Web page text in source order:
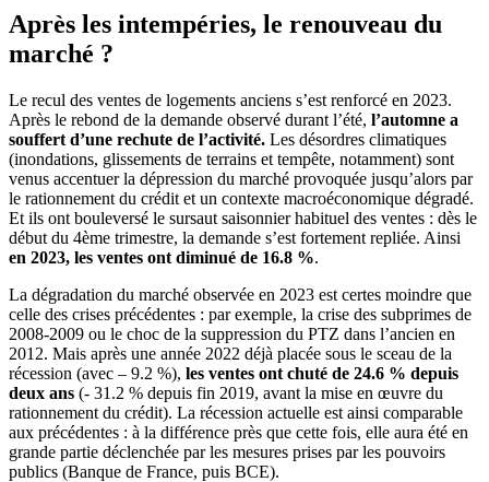
Après les intempéries, le renouveau du
marché ?
Le recul des ventes de logements anciens s’est renforcé en 2023.
Après le rebond de la demande observé durant l’été, l’automne a
souffert d’une rechute de l’activité. Les désordres climatiques
(inondations, glissements de terrains et tempête, notamment) sont
venus accentuer la dépression du marché provoquée jusqu’alors par
le rationnement du crédit et un contexte macroéconomique dégradé.
Et ils ont bouleversé le sursaut saisonnier habituel des ventes : dès le
début du 4ème trimestre, la demande s’est fortement repliée. Ainsi
en 2023, les ventes ont diminué de 16.8 %.
La dégradation du marché observée en 2023 est certes moindre que
celle des crises précédentes : par exemple, la crise des subprimes de
2008-2009 ou le choc de la suppression du PTZ dans l’ancien en
2012. Mais après une année 2022 déjà placée sous le sceau de la
récession (avec – 9.2 %), les ventes ont chuté de 24.6 % depuis
deux ans (- 31.2 % depuis fin 2019, avant la mise en œuvre du
rationnement du crédit). La récession actuelle est ainsi comparable
aux précédentes : à la différence près que cette fois, elle aura été en
grande partie déclenchée par les mesures prises par les pouvoirs
publics (Banque de France, puis BCE).